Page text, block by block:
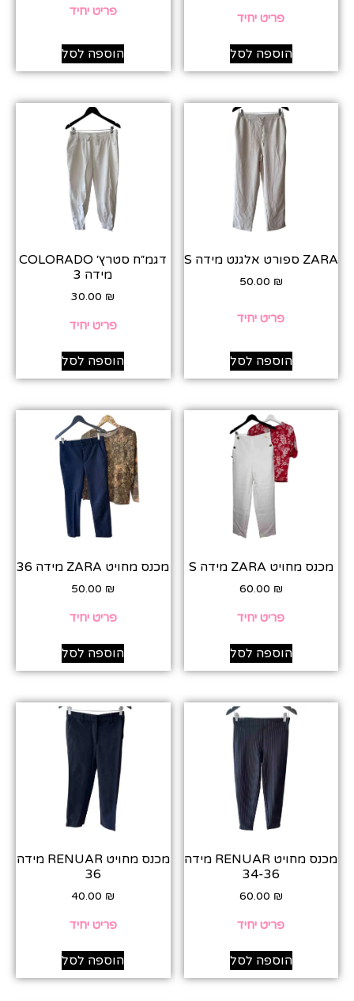
פריט יחיד
הוספה לסל
פריט יחיד
הוספה לסל
ZARA ספורט אלגנט מידה S
50.00 ₪
פריט יחיד
הוספה לסל
דגמ״ח סטרץ׳ COLORADO
מידה 3
30.00 ₪
פריט יחיד
הוספה לסל
מכנס מחויט ZARA מידה S
60.00 ₪
פריט יחיד
הוספה לסל
מכנס מחויט ZARA מידה 36
50.00 ₪
פריט יחיד
הוספה לסל
מכנס מחויט RENUAR מידה
34-36
60.00 ₪
פריט יחיד
הוספה לסל
מכנס מחויט RENUAR מידה
36
40.00 ₪
פריט יחיד
הוספה לסל